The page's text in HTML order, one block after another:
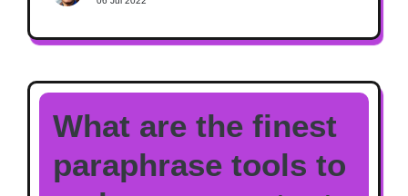
What are the finest
paraphrase tools to